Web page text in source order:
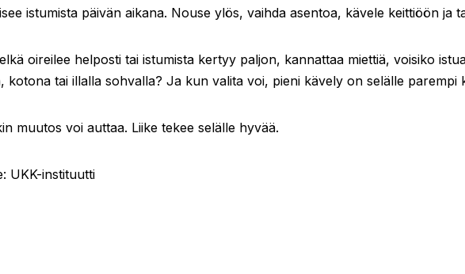
istumista päivän aikana. Nouse ylös, vaihda asentoa, kävele keittiöön ja
oireilee helposti tai istumista kertyy paljon, kannattaa miettiä, voisiko
kotona tai illalla sohvalla? Ja kun valita voi, pieni kävely on selälle parempi
muutos voi auttaa. Liike tekee selälle hyvää.
UKK-instituutti